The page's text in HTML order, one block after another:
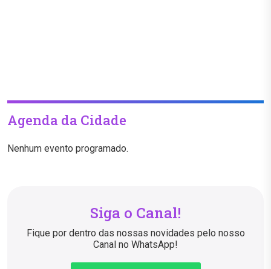
Agenda da Cidade
Nenhum evento programado.
Siga o Canal!
Fique por dentro das nossas novidades pelo nosso
Canal no WhatsApp!